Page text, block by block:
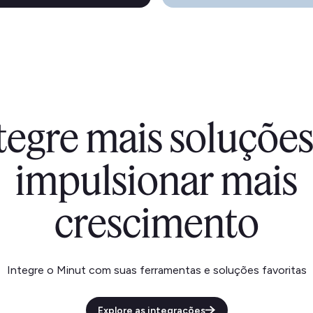
mais
impulsionar mais
crescimento
Integre o Minut com suas ferramentas e soluções favoritas
Explore as integrações